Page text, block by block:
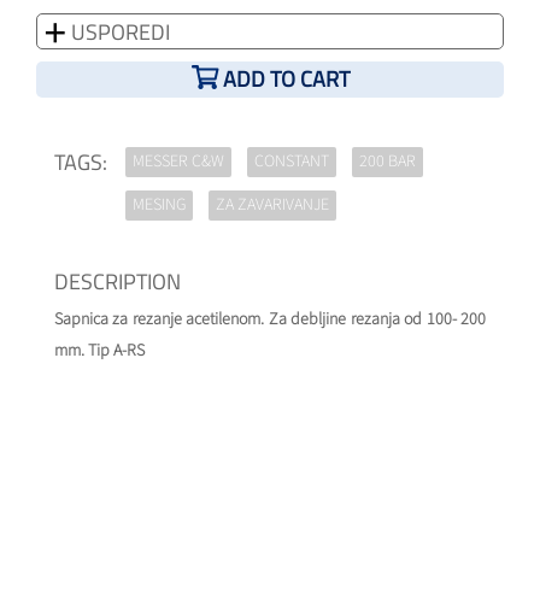
USPOREDI
ADD TO CART
TAGS: MESSER C&W CONSTANT
200 BAR
MESING
ZA ZAVARIVANJE
DESCRIPTION
Sapnica za rezanje acetilenom. Za debljine rezanja od 100- 200
mm. Tip A-RS